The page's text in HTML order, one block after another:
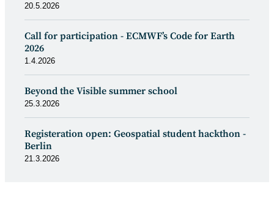
20.5.2026
Call for participation - ECMWF’s Code for Earth
2026
1.4.2026
Beyond the Visible summer school
25.3.2026
Registeration open: Geospatial student hackthon -
Berlin
21.3.2026